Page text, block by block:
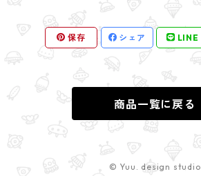
屋久島
ポチ袋
漫画 comic
mini額
瞑想のポーズ
木のポーズ
三角のポーズ
保存 シェア LINE
商品一覧に戻る
© Yuu. design studio